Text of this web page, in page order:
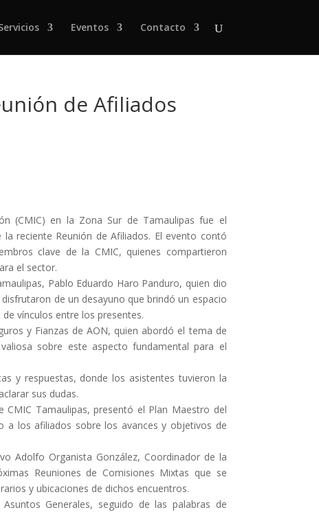
Eventos Contacto
de Afiliados
(CMIC) en la Zona Sur de Tamaulipas fue el
reciente Reunión de Afiliados. El evento contó
clave de la CMIC, quienes compartieron
el sector.
Pablo Eduardo Haro Panduro, quien dio
de un desayuno que brindó un espacio
vínculos entre los presentes.
y Fianzas de AON, quien abordó el tema de
sobre este aspecto fundamental para el
y respuestas, donde los asistentes tuvieron la
sus dudas.
CMIC Tamaulipas, presentó el Plan Maestro del
a los afiliados sobre los avances y objetivos de
Adolfo Organista González, Coordinador de la
Reuniones de Comisiones Mixtas que se
y ubicaciones de dichos encuentros.
Generales, seguido de las palabras de